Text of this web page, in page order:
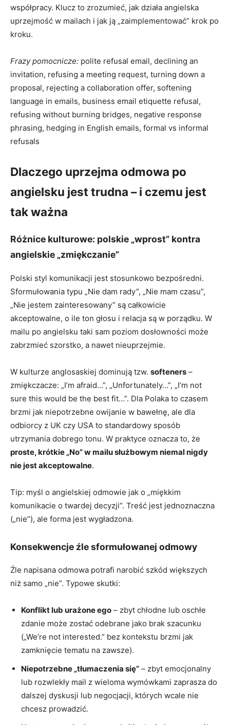
współpracy. Klucz to zrozumieć, jak działa angielska
uprzejmość w mailach i jak ją „zaimplementować” krok po
kroku.
Frazy pomocnicze: polite refusal email, declining an
invitation, refusing a meeting request, turning down a
proposal, rejecting a collaboration offer, softening
language in emails, business email etiquette refusal,
refusing without burning bridges, negative response
phrasing, hedging in English emails, formal vs informal
refusals
Dlaczego uprzejma odmowa po
angielsku jest trudna – i czemu jest
tak ważna
Różnice kulturowe: polskie „wprost” kontra
angielskie „zmiękczanie”
Polski styl komunikacji jest stosunkowo bezpośredni.
Sformułowania typu „Nie dam rady”, „Nie mam czasu”,
„Nie jestem zainteresowany” są całkowicie
akceptowalne, o ile ton głosu i relacja są w porządku. W
mailu po angielsku taki sam poziom dosłowności może
zabrzmieć szorstko, a nawet nieuprzejmie.
W kulturze anglosaskiej dominują tzw. softeners –
zmiękczacze: „I’m afraid…”, „Unfortunately…”, „I’m not
sure this would be the best fit…”. Dla Polaka to czasem
brzmi jak niepotrzebne owijanie w bawełnę, ale dla
odbiorcy z UK czy USA to standardowy sposób
utrzymania dobrego tonu. W praktyce oznacza to, że
proste, krótkie „No” w mailu służbowym niemal nigdy
nie jest akceptowalne.
Tip: myśl o angielskiej odmowie jak o „miękkim
komunikacie o twardej decyzji”. Treść jest jednoznaczna
(„nie”), ale forma jest wygładzona.
Konsekwencje źle sformułowanej odmowy
Źle napisana odmowa potrafi narobić szkód większych
niż samo „nie”. Typowe skutki:
Konflikt lub urażone ego – zbyt chłodne lub oschłe
zdanie może zostać odebrane jako brak szacunku
(„We’re not interested.” bez kontekstu brzmi jak
zamknięcie tematu na zawsze).
Niepotrzebne „tłumaczenia się” – zbyt emocjonalny
lub rozwlekły mail z wieloma wymówkami zaprasza do
dalszej dyskusji lub negocjacji, których wcale nie
chcesz prowadzić.